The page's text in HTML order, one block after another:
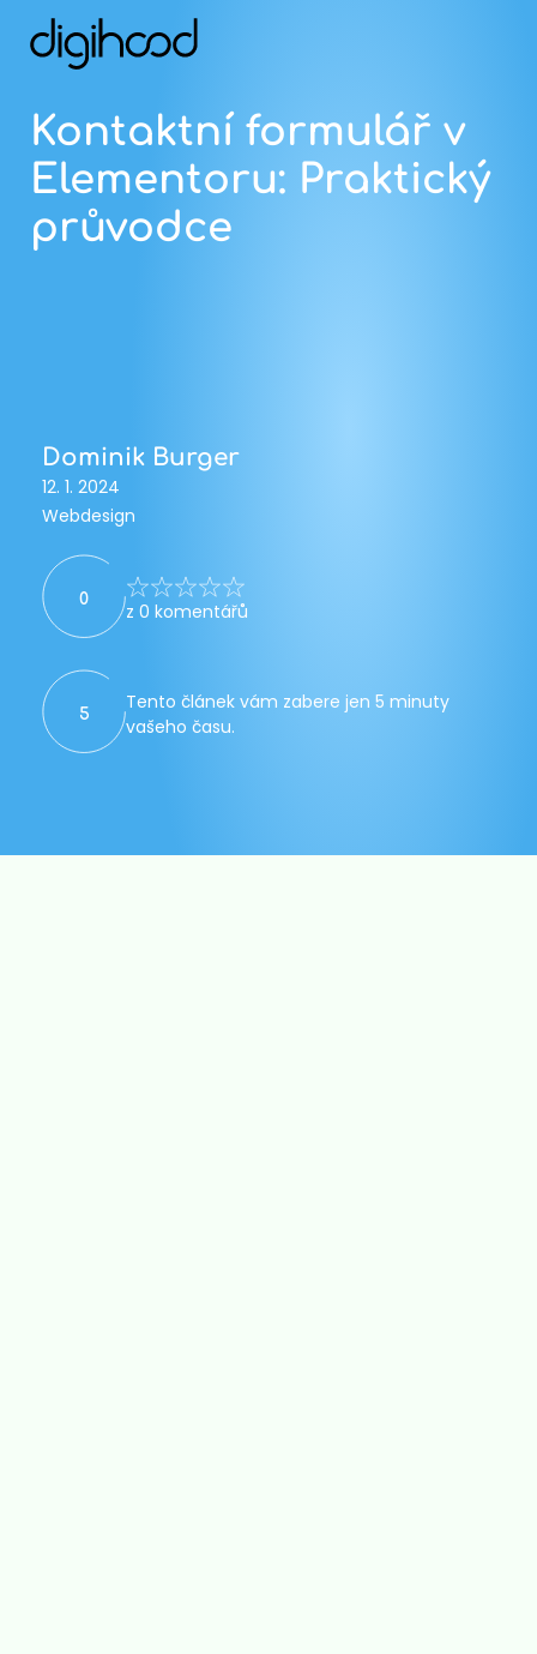
Kontaktní formulář v
Elementoru: Praktický
průvodce
Dominik Burger
12. 1. 2024
Webdesign
0
z 0 komentářů
5
Tento článek vám zabere jen 5 minuty
vašeho času.